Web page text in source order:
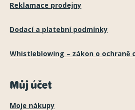
Reklamace prodejny
Dodací a platební podmínky
Whistleblowing – zákon o ochraně
Můj účet
Moje nákupy